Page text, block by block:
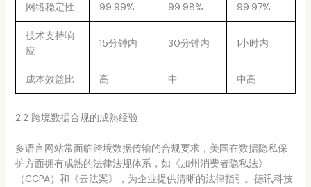
网络稳定性 99.99% 99.98% 99.97%
技术支持响
应
15分钟内 30分钟内 1小时内
成本效益比 高 中 中高
2.2 跨境数据合规的成熟经验
多语言网站常面临跨境数据传输的合规要求，美国在数据隐私保
护方面拥有成熟的法律法规体系，如《加州消费者隐私法》
（CCPA）和《云法案》，为企业提供清晰的法律指引。德讯科技